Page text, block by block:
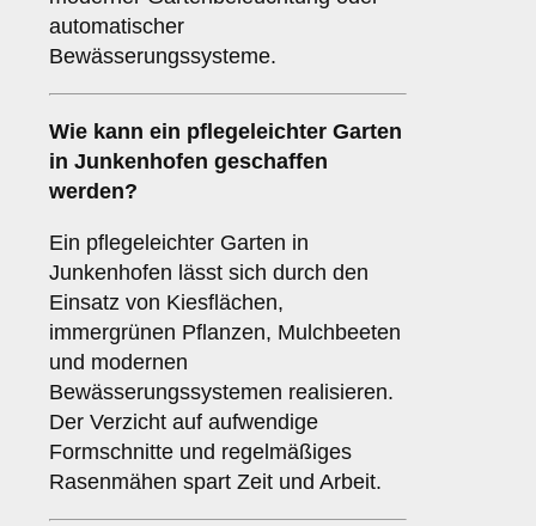
automatischer
Bewässerungssysteme.
Wie kann ein pflegeleichter Garten
in Junkenhofen geschaffen
werden?
Ein pflegeleichter Garten in
Junkenhofen lässt sich durch den
Einsatz von Kiesflächen,
immergrünen Pflanzen, Mulchbeeten
und modernen
Bewässerungssystemen realisieren.
Der Verzicht auf aufwendige
Formschnitte und regelmäßiges
Rasenmähen spart Zeit und Arbeit.